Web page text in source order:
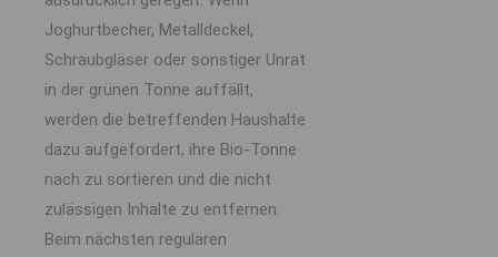
Joghurtbecher, Metalldeckel,
Schraubgläser oder sonstiger Unrat
in der grünen Tonne auffällt,
werden die betreffenden Haushalte
dazu aufgefordert, ihre Bio-Tonne
nach zu sortieren und die nicht
zulässigen Inhalte zu entfernen.
Beim nächsten regulären